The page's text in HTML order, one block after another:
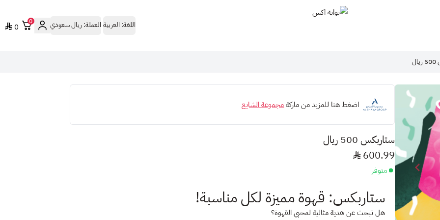
اللغة: العربية العملة:ريال سعودي 0
0
اضغط هنا للمزيد من ماركةمجموعة الشايع
ستاربكس 500 ريال
600.99
متوفر
ستاربكس: قهوة مميزة لكل مناسبة!
هل تبحث عن هدية مثالية لمحبي القهوة؟